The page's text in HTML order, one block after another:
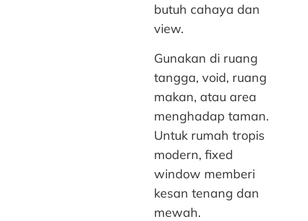
butuh cahaya dan
view.
Gunakan di ruang
tangga, void, ruang
makan, atau area
menghadap taman.
Untuk rumah tropis
modern, fixed
window memberi
kesan tenang dan
mewah.